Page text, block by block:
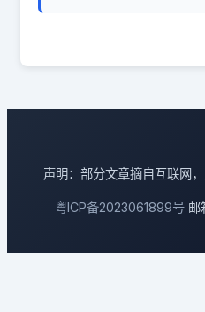
声明：部分文章摘自互联网
粤ICP备2023061899号邮